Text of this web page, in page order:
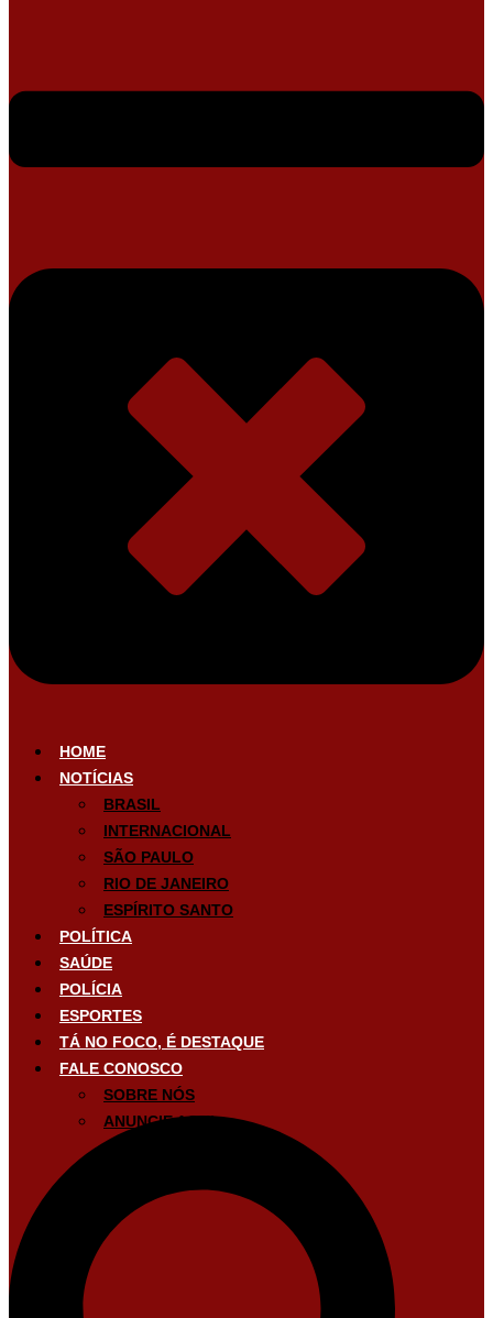
HOME
NOTÍCIAS
BRASIL
INTERNACIONAL
SÃO PAULO
RIO DE JANEIRO
ESPÍRITO SANTO
POLÍTICA
SAÚDE
POLÍCIA
ESPORTES
TÁ NO FOCO, É DESTAQUE
FALE CONOSCO
SOBRE NÓS
ANUNCIE AQUI